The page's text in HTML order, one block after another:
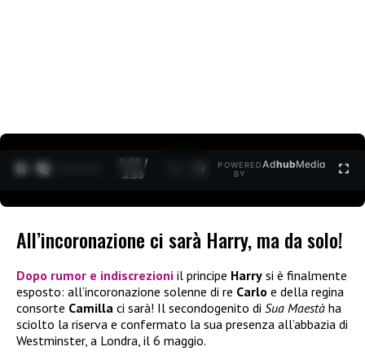
0:30 /
3:35
POWERED
BY
AdhubMedia
All’incoronazione ci sarà Harry, ma da solo!
Dopo rumor e indiscrezioni il principe Harry si è finalmente
esposto: all’incoronazione solenne di re Carlo e della regina
consorte Camilla ci sarà! Il secondogenito di Sua Maestà ha
sciolto la riserva e confermato la sua presenza all’abbazia di
Westminster, a Londra, il 6 maggio.